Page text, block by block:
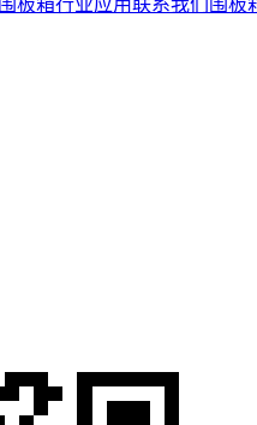
围板箱行业应用联系我们 围板